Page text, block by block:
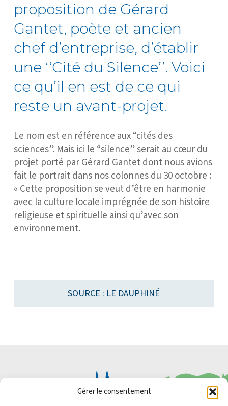
Gérer le consentement
proposition de Gérard
Gantet, poète et ancien
chef d’entreprise, d’établir
une ‘‘Cité du Silence’’. Voici
ce qu’il en est de ce qui
reste un avant-projet.
Le nom est en référence aux “cités des
sciences”. Mais ici le “silence” serait au cœur du
projet porté par Gérard Gantet dont nous avions
fait le portrait dans nos colonnes du 30 octobre :
« Cette proposition se veut d’être en harmonie
avec la culture locale imprégnée de son histoire
religieuse et spirituelle ainsi qu’avec son
environnement.
SOURCE : LE DAUPHINÉ